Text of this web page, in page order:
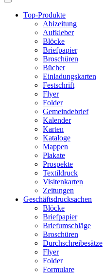
Toggle
navigationTop-Produkte
Abizeitung
Aufkleber
Blöcke
Briefpapier
Broschüren
Bücher
Einladungskarten
Festschrift
Flyer
Folder
Gemeindebrief
Kalender
Karten
Kataloge
Mappen
Plakate
Prospekte
Textildruck
Visitenkarten
Zeitungen
Geschäftsdrucksachen
Blöcke
Briefpapier
Briefumschläge
Broschüren
Durchschreibesätze
Flyer
Folder
Formulare